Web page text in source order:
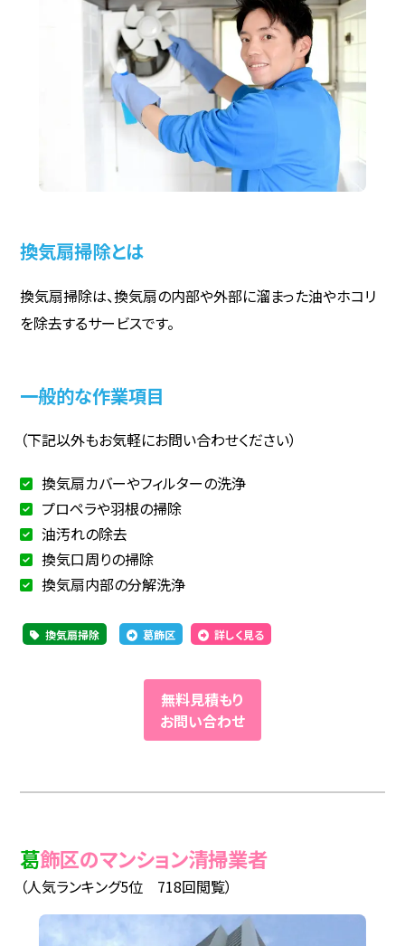
換気扇掃除とは
換気扇掃除は、換気扇の内部や外部に溜まった油やホコリ
を除去するサービスです。
一般的な作業項目
（下記以外もお気軽にお問い合わせください）
換気扇カバーやフィルターの洗浄
プロペラや羽根の掃除
油汚れの除去
換気口周りの掃除
換気扇内部の分解洗浄
換気扇掃除 葛飾区 詳しく見る
無料見積もり
お問い合わせ
葛飾区のマンション清掃業者
（人気ランキング5位 718回閲覧）